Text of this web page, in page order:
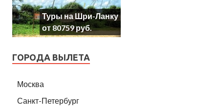
Туры на Шри-Ланку
от 80759 руб.
ГОРОДА ВЫЛЕТА
Москва
Санкт-Петербург